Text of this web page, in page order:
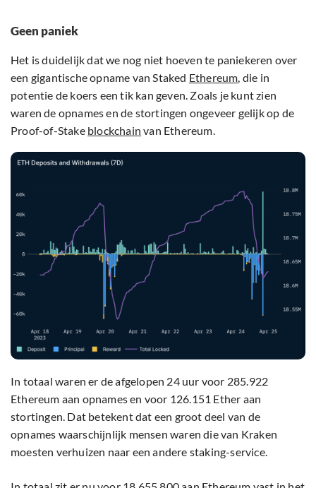
Geen paniek
Het is duidelijk dat we nog niet hoeven te paniekeren over
een gigantische opname van Staked Ethereum, die in
potentie de koers een tik kan geven. Zoals je kunt zien
waren de opnames en de stortingen ongeveer gelijk op de
Proof-of-Stake blockchain van Ethereum.
In totaal waren er de afgelopen 24 uur voor 285.922
Ethereum aan opnames en voor 126.151 Ether aan
stortingen. Dat betekent dat een groot deel van de
opnames waarschijnlijk mensen waren die van Kraken
moesten verhuizen naar een andere staking-service.